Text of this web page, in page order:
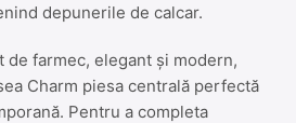
depunerile de calcar.
de farmec, elegant și modern,
Charm piesa centrală perfectă
Pentru a completa